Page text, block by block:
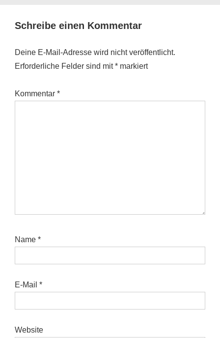
Schreibe einen Kommentar
Deine E-Mail-Adresse wird nicht veröffentlicht.
Erforderliche Felder sind mit* markiert
Kommentar *
Name *
E-Mail *
Website